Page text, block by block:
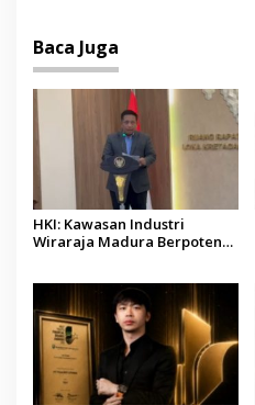
Baca Juga
HKI: Kawasan Industri
Wiraraja Madura Berpotensi